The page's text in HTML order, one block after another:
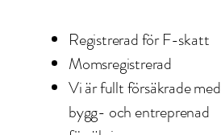
Registrerad för F-skatt
Momsregistrerad
Vi är fullt försäkrade med
bygg- och entreprenad